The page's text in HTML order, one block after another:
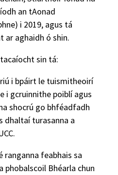
an tAonad
i 2019, agus tá
ar aghaidh ó shin.
sin tá:
i bpáirt le tuismitheoirí
i gcruinnithe poiblí agus
shocrú go bhféadfadh
dhaltaí turasanna a
ranganna feabhais sa
phobalscoil Bhéarla chun